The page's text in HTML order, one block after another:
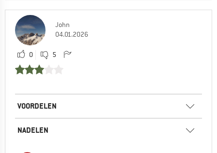
John
04.01.2026
0 5
VOORDELEN
NADELEN